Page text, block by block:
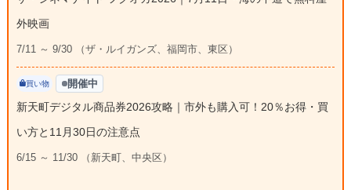
外映画
7/11 ～ 9/30 （ザ・ルイガンズ、福岡市、東区）
買い物 開催中
新天町デジタル商品券2026攻略｜市外も購入可！20％お得・買
い方と11月30日の注意点
6/15 ～ 11/30 （新天町、中央区）